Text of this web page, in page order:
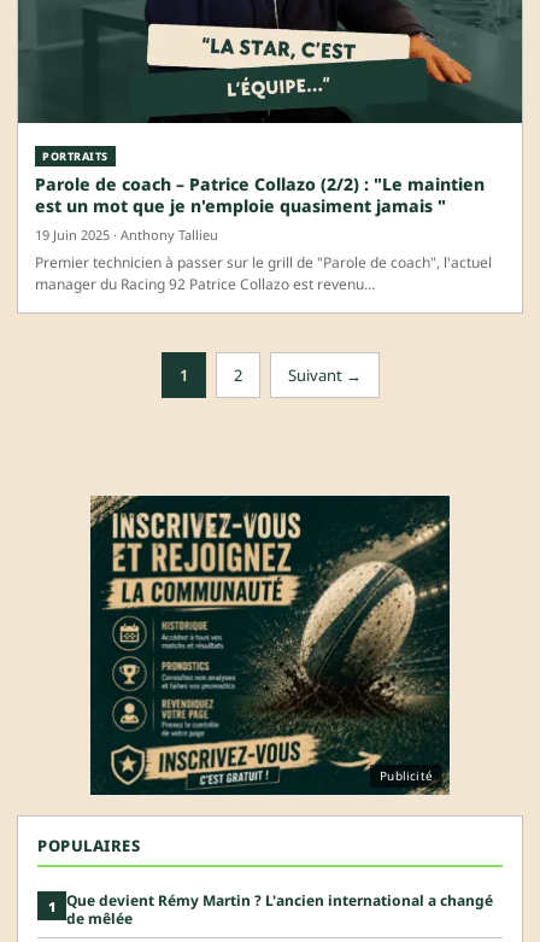
PORTRAITS
Parole de coach – Patrice Collazo (2/2) : "Le maintien
est un mot que je n'emploie quasiment jamais "
19 Juin 2025 · Anthony Tallieu
Premier technicien à passer sur le grill de "Parole de coach", l'actuel
manager du Racing 92 Patrice Collazo est revenu…
1 2 Suivant →
Publicité
POPULAIRES
1
Que devient Rémy Martin ? L'ancien international a changé
de mêlée